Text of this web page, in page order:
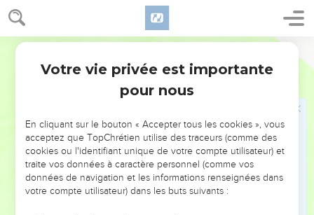
Esaïe 33
Tes yeux verront le roi dans toute sa beauté, ils
contempleront le pays dans toute son étendue.
Ton cœur se souviendra de ses terreurs : « Où est le
secrétaire ? Où est le trésorier ? Où est celui qui inspectait
Tu ne verras plus le peuple audacieux, le peuple au
baragouinage obscur, au langage balbutiant qu'on ne
comprend pas.
Regarde Sion, la ville de nos fêtes ! Tes yeux verront
Jérusalem comme un domaine sûr, une tente qui ne sera
plus transportée, dont les piquets ne seront plus jamais
Votre vie privée est importante
pour nous
En cliquant sur le bouton « Accepter tous les cookies », vous
acceptez que TopChrétien utilise des traceurs (comme des
cookies ou l'identifiant unique de votre compte utilisateur) et
traite vos données à caractère personnel (comme vos
données de navigation et les informations renseignées dans
votre compte utilisateur) dans les buts suivants :